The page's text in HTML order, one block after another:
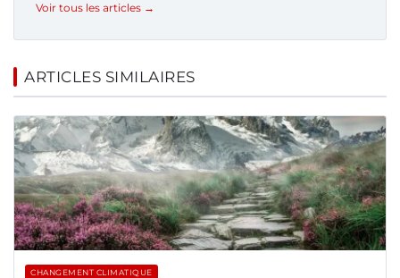
Voir tous les articles →
ARTICLES SIMILAIRES
CHANGEMENT CLIMATIQUE